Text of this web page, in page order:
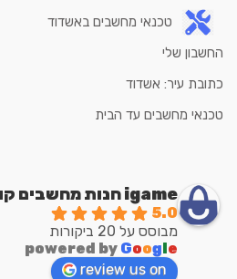
טכנאי מחשבים באשדוד
החשבון שלי
כתובת עיר: אשדוד
טכנאי מחשבים עד הבית
igame חנות מחשבים קונסולות וגיימיניג
5.0
מבוסס על 20 ביקורות
powered by Google
review us on